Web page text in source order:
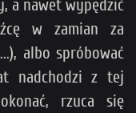
a nawet wypędzić
w zamian za
albo spróbować
nadchodzi z tej
rzuca się